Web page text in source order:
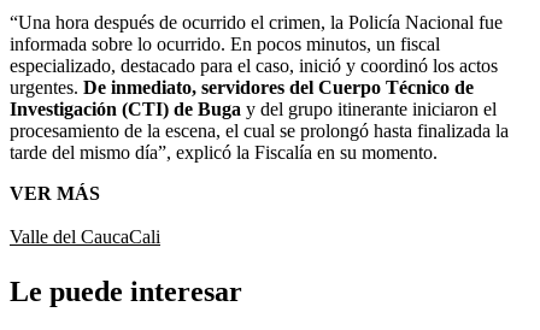
“Una hora después de ocurrido el crimen, la Policía Nacional fue
informada sobre lo ocurrido. En pocos minutos, un fiscal
especializado, destacado para el caso, inició y coordinó los actos
urgentes. De inmediato, servidores del Cuerpo Técnico de
Investigación (CTI) de Buga y del grupo itinerante iniciaron el
procesamiento de la escena, el cual se prolongó hasta finalizada la
tarde del mismo día”, explicó la Fiscalía en su momento.
VER MÁS
Valle del CaucaCali
Le puede interesar